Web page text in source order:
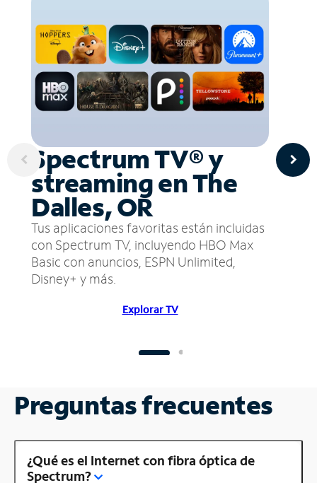
Spectrum TV® y
streaming en The
Dalles, OR
Tus aplicaciones favoritas están incluidas
con Spectrum TV, incluyendo HBO Max
Basic con anuncios, ESPN Unlimited,
Disney+ y más.
Explorar TV
Preguntas frecuentes
¿Qué es el Internet con fibra óptica de
Spectrum?